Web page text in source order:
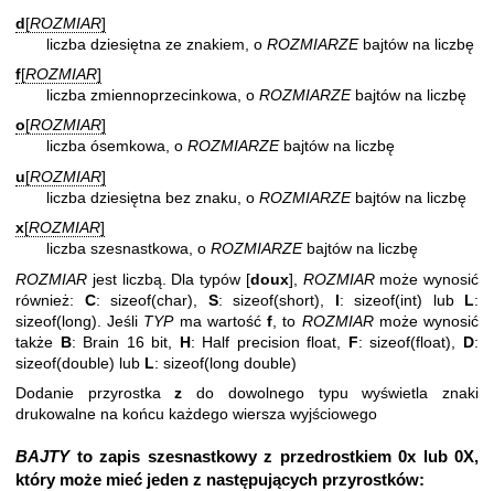
d[ROZMIAR]
liczba dziesiętna ze znakiem, o ROZMIARZEbajtów na liczbę
f[ROZMIAR]
liczba zmiennoprzecinkowa, o ROZMIARZEbajtów na liczbę
o[ROZMIAR]
liczba ósemkowa, o ROZMIARZEbajtów na liczbę
u[ROZMIAR]
liczba dziesiętna bez znaku, o ROZMIARZEbajtów na liczbę
x[ROZMIAR]
liczba szesnastkowa, o ROZMIARZEbajtów na liczbę
ROZMIAR jest liczbą. Dla typów [doux], ROZMIARmoże wynosić
również: C: sizeof(char), S: sizeof(short), I: sizeof(int) lub L:
sizeof(long). Jeśli TYPma wartośćf , to ROZMIARmoże wynosić
także B: Brain 16 bit, H: Half precision float, F: sizeof(float), D:
sizeof(double) lub L: sizeof(long double)
Dodanie przyrostkaz do dowolnego typu wyświetla znaki
drukowalne na końcu każdego wiersza wyjściowego
BAJTYto zapis szesnastkowy z przedrostkiem 0x lub 0X,
który może mieć jeden z następujących przyrostków: